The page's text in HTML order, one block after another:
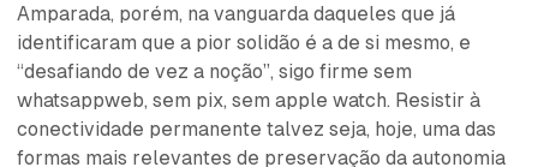
Amparada, porém, na vanguarda daqueles que já
identificaram que a pior solidão é a de si mesmo, e
“desafiando de vez a noção”, sigo firme sem
whatsappweb, sem pix, sem apple watch. Resistir à
conectividade permanente talvez seja, hoje, uma das
formas mais relevantes de preservação da autonomia